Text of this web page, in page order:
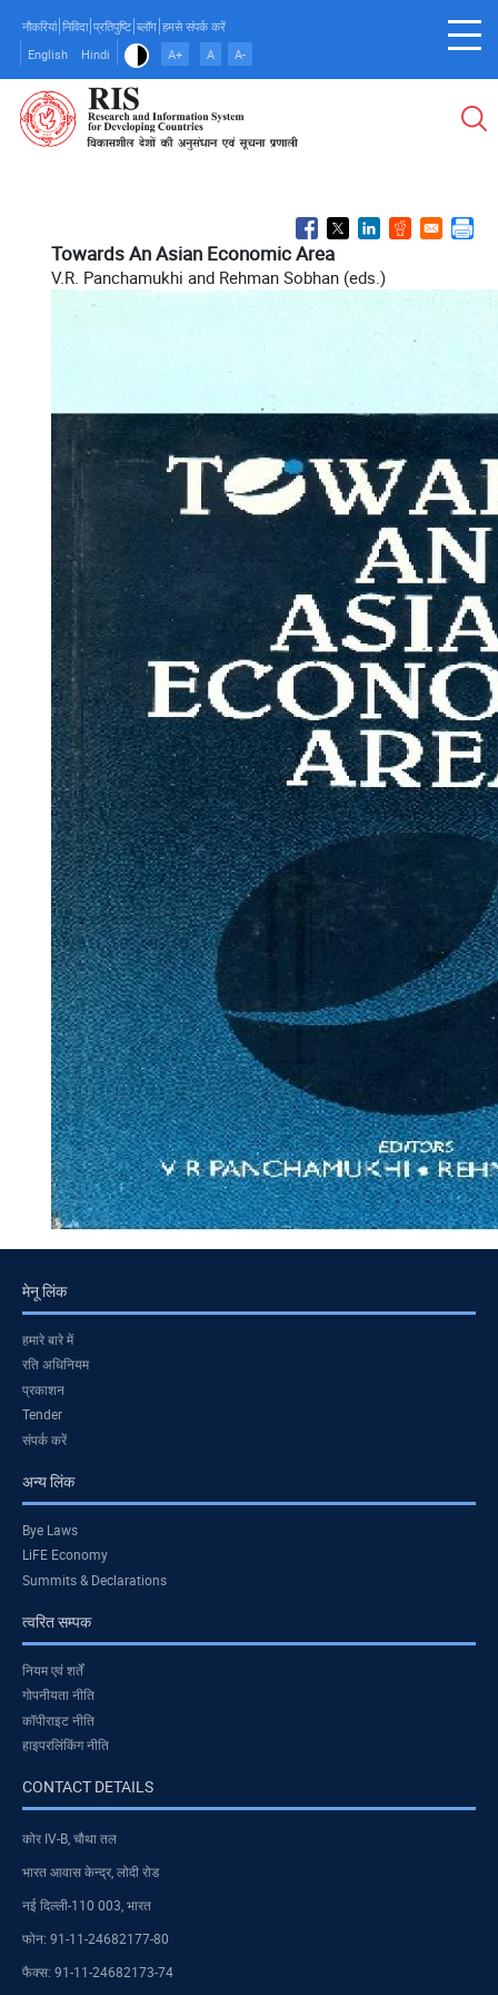
main
content
नौकरियां निविदा प्रतिपुष्टि ब्लॉग हमसे संपर्क करें
English
Hindi A+ A A-
Towards An Asian Economic Area
V.R. Panchamukhi and Rehman Sobhan (eds.)
मेनू लिंक
हमारे बारे में
रति अधिनियम
प्रकाशन
Tender
संपर्क करें
अन्य लिंक
Bye Laws
LiFE Economy
Summits & Declarations
त्वरित सम्पक
नियम एवं शर्तें
गोपनीयता नीति
कॉपीराइट नीति
हाइपरलिंकिंग नीति
CONTACT DETAILS
कोर IV-B, चौथा तल
भारत आवास केन्द्र, लोदी रोड
नई दिल्ली-110 003, भारत
फोन: 91-11-24682177-80
फैक्स: 91-11-24682173-74